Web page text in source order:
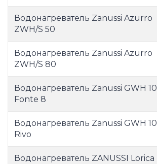
Водонагреватель Zanussi Azurro
ZWH/S 50
Водонагреватель Zanussi Azurro
ZWH/S 80
Водонагреватель Zanussi GWH 10
Fonte 8
Водонагреватель Zanussi GWH 10
Rivo
Водонагреватель ZANUSSI Lorica